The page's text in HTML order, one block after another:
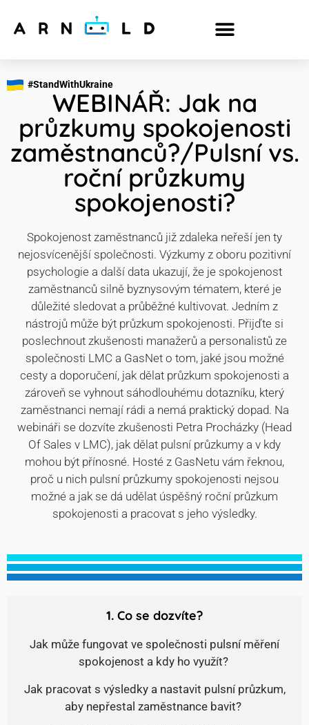
#StandWithUkraine
WEBINÁŘ: Jak na
průzkumy spokojenosti
zaměstnanců?/Pulsní vs.
roční průzkumy
spokojenosti?
Spokojenost zaměstnanců již zdaleka neřeší jen ty
nejosvícenější společnosti. Výzkumy z oboru pozitivní
psychologie a další data ukazují, že je spokojenost
zaměstnanců silně byznysovým tématem, které je
důležité sledovat a průběžné kultivovat. Jedním z
nástrojů může být průzkum spokojenosti. Přijďte si
poslechnout zkušenosti manažerů a personalistů ze
společnosti LMC a GasNet o tom, jaké jsou možné
cesty a doporučení, jak dělat průzkum spokojenosti a
zároveň se vyhnout sáhodlouhému dotazníku, který
zaměstnanci nemají rádi a nemá praktický dopad. Na
webináři se dozvíte zkušenosti Petra Procházky (Head
Of Sales v LMC), jak dělat pulsní průzkumy a v kdy
mohou být přínosné. Hosté z GasNetu vám řeknou,
proč u nich pulsní průzkumy spokojenosti nejsou
možné a jak se dá udělat úspěšný roční průzkum
spokojenosti a pracovat s jeho výsledky.
1. Co se dozvíte?
Jak může fungovat ve společnosti pulsní měření
spokojenost a kdy ho využít?
Jak pracovat s výsledky a nastavit pulsní průzkum,
aby nepřestal zaměstnance bavit?